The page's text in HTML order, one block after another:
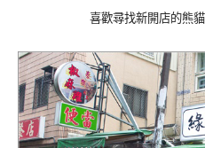
喜歡尋找新開店的熊